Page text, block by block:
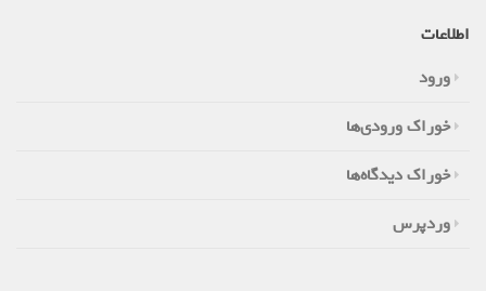
اطلاعات
ورود
خوراک ورودی‌ها
خوراک دیدگاه‌ها
وردپرس